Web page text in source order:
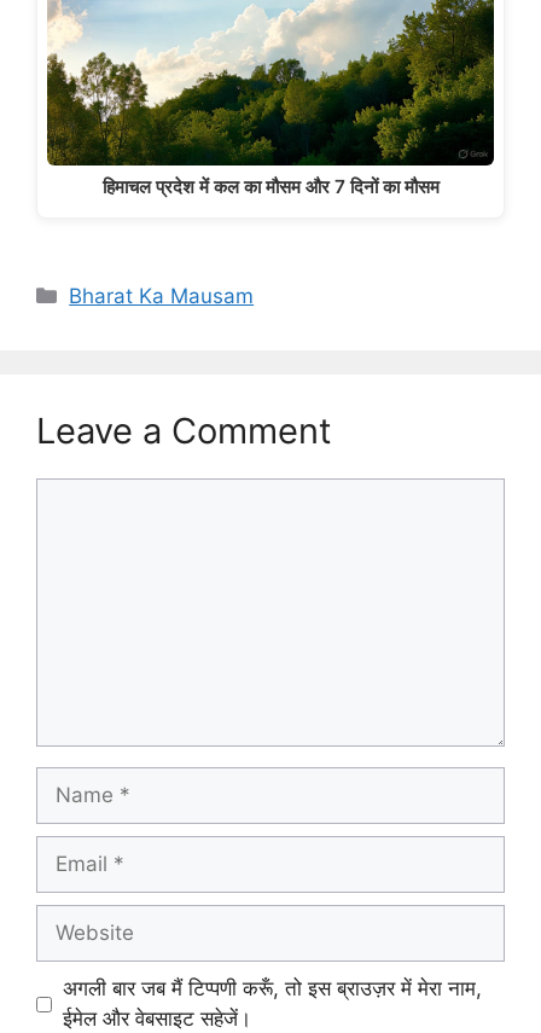
हिमाचल प्रदेश में कल का मौसम और 7 दिनों का मौसम
Categories
Bharat Ka Mausam
Leave a Comment
Name
Email
Website
अगली बार जब मैं टिप्पणी करूँ, तो इस ब्राउज़र में मेरा नाम,
ईमेल और वेबसाइट सहेजें।